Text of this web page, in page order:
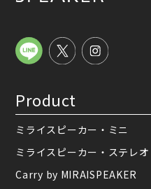
Product
ミライスピーカー・ミニ
ミライスピーカー・ステレオ
Carry by MIRAISPEAKER